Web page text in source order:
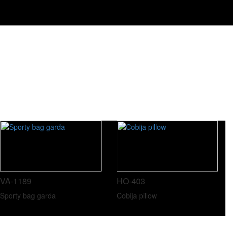
VA-1189
Sporty bag garda
HO-403
Cobija pillow